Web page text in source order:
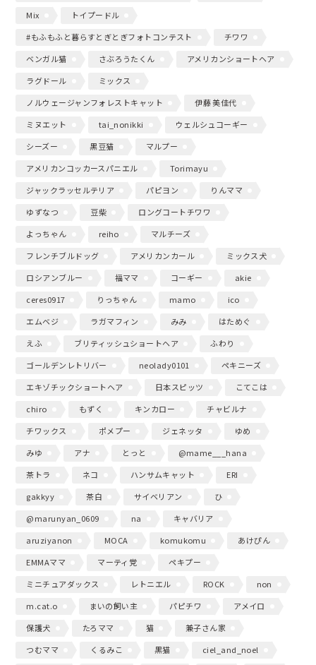
Mix
トイプードル
#もふもふと暮らすとぎとぎフォトコンテスト
チワワ
ベンガル猫
さぶろうたくん
アメリカンショートヘア
ラグドール
ミックス
ノルウェージャンフォレストキャット
伊藤 美佳代
ミヌエット
tai_nonikki
ウェルシュコーギー
シーズー
黒豆猫
マルプー
アメリカンコッカースパニエル
Torimayu
ジャックラッセルテリア
パピヨン
りんママ
ゆずなつ
豆柴
ロングコートチワワ
よっちゃん
reiho
マルチーズ
フレンチブルドッグ
アメリカンカール
ミックス犬
ロシアンブルー
福ママ コーギー
akie
ceres0917
りっちゃん mamo
ico
エムベジ
ラガマフィン みみ
はためぐ
えふ
ブリティッシュショートヘア
ふわり
ゴールデンレトリバー
neolady0101
ペキニーズ
エキゾチックショートヘア
日本スピッツ
こてこは
chiro
もずく キンカロー
チャビルナ
チワックス
ポメプー ジェネッタ
ゆめ
みゆ
アナ とっと
@mame___hana
茶トラ
ネコ ハンサムキャット
ERI
gakkyy
茶白 サイベリアン
ひ
@marunyan_0609
na
キャバリア
aruziyanon
MOCA komukomu
あけぴん
EMMAママ
マーティ党
ペキプー
ミニチュアダックス
レトニエル ROCK
non
m.cat.o
まいの飼い主 パピチワ
アメイロ
保護犬
たろママ 猫
兼子さん家
つむママ
くるみこ 黒猫
ciel_and_noel